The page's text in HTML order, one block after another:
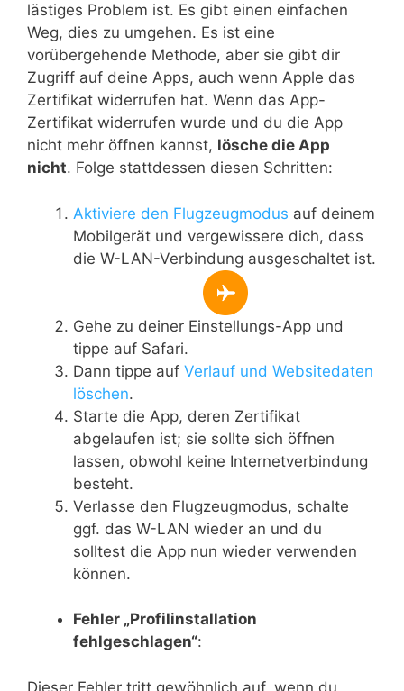
lästiges Problem ist. Es gibt einen einfachen
Weg, dies zu umgehen. Es ist eine
vorübergehende Methode, aber sie gibt dir
Zugriff auf deine Apps, auch wenn Apple das
Zertifikat widerrufen hat. Wenn das App-
Zertifikat widerrufen wurde und du die App
nicht mehr öffnen kannst, lösche die App
nicht. Folge stattdessen diesen Schritten:
Aktiviere den Flugzeugmodus auf deinem
Mobilgerät und vergewissere dich, dass
die W-LAN-Verbindung ausgeschaltet ist.
Gehe zu deiner Einstellungs-App und
tippe auf Safari.
Dann tippe auf Verlauf und Websitedaten
löschen.
Starte die App, deren Zertifikat
abgelaufen ist; sie sollte sich öffnen
lassen, obwohl keine Internetverbindung
besteht.
Verlasse den Flugzeugmodus, schalte
ggf. das W-LAN wieder an und du
solltest die App nun wieder verwenden
können.
Fehler „Profilinstallation
fehlgeschlagen“:
Dieser Fehler tritt gewöhnlich auf, wenn du